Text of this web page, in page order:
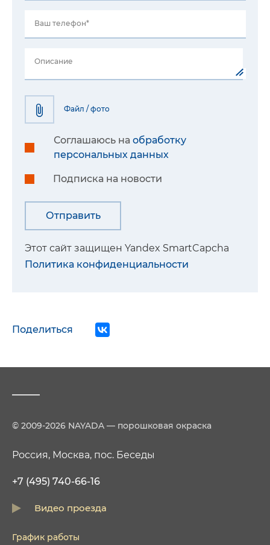
Ваш телефон*
Описание
Файл / фото
Соглашаюсь на обработку
персональных данных
Подписка на новости
Этот сайт защищен Yandex SmartCapcha
Политика конфиденциальности
Поделиться
© 2009-2026 NAYADA — порошковая окраска
Россия, Москва, пос. Беседы
+7 (495) 740-66-16
Видео проезда
График работы